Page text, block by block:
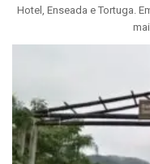
Hotel, Enseada e Tortuga.